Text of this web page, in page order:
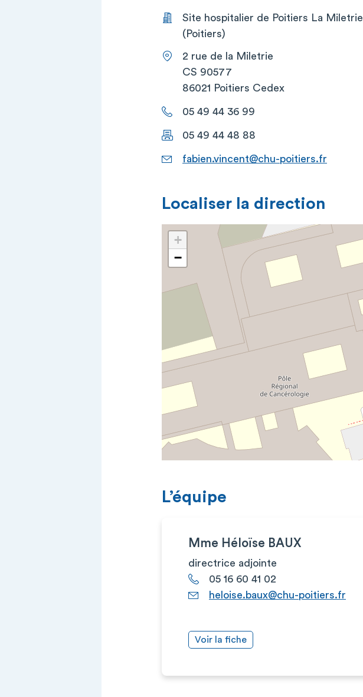
Site hospitalier de Poitiers La Miletrie
(Poitiers)
2 rue de la Miletrie
CS 90577
86021 Poitiers Cedex
05 49 44 36 99
05 49 44 48 88
fabien.vincent@chu-poitiers.fr
Localiser la direction
+
−
L’équipe
Mme Héloïse BAUX
directrice adjointe
05 16 60 41 02
heloise.baux@chu-poitiers.fr
Voir la fiche